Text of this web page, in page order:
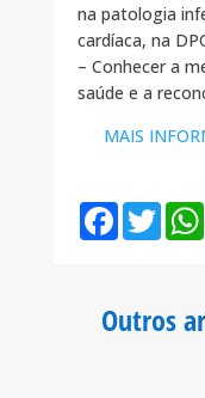
na patologia
cardíaca, na
– Conhecer a
saúde e a
MAIS
F
o
T
w
r
Outros